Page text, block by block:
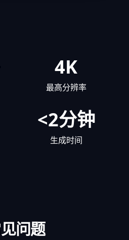
4K
最高分辨率
<2分钟
生成时间
问题